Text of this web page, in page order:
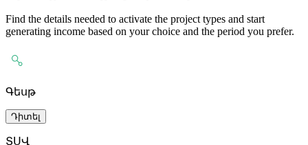
Find the details needed to activate the project types and start
generating income based on your choice and the period you prefer.
Գեսթ
Դիտել
ՏՍՎ